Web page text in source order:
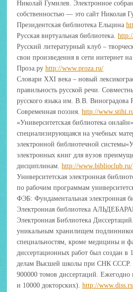
Николай Гумилев. Электронное
собственностью — это сайт Николая
Президентская библиотека Ельцина
Русская виртуальная библиотека.
Русский литературный клуб –
свои произведения в сети интернет
Проза.ру http://www.proza.ru/
Словари XXI века – новый
правильность русской речи.
русского языка им. В.В. Виноградова
Cовременная поэзия. http://
«Университетская библиотека
специализирующаяся на учебных
электронной библиотечной
электронных книг для вузов
дисциплинам. http://www.biblioclub.ru/
Университетская электронная
по рабочим программам
ФЭБ: Фундаментальная электронная
Электронная библиотека
Электронная Библиотека
уникальным хранилищем
специальностям, кроме медицины и
диссертационных работ был создан в
делам Высшей школы при СНК СССР.
900000 томов диссертаций. Ежегодно
и 10000 докторских). http://